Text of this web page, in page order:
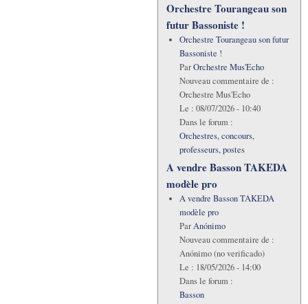
Orchestre Tourangeau son
futur Bassoniste !
Orchestre Tourangeau son futur
Bassoniste !
ParOrchestre Mus'Echo
Nouveau commentaire de :
Orchestre Mus'Echo
Le : 08/07/2026 - 10:40
Dans le forum :
Orchestres, concours,
professeurs, postes
A vendre Basson TAKEDA
modèle pro
A vendre Basson TAKEDA
modèle pro
ParAnónimo
Nouveau commentaire de :
Anónimo (no verificado)
Le : 18/05/2026 - 14:00
Dans le forum :
Basson